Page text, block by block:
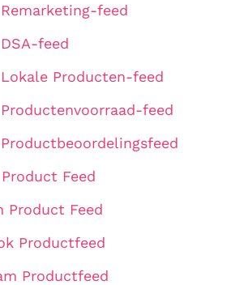
feed
feed
Producten-feed
feed
Feed
Product Feed
Productfeed
Productfeed